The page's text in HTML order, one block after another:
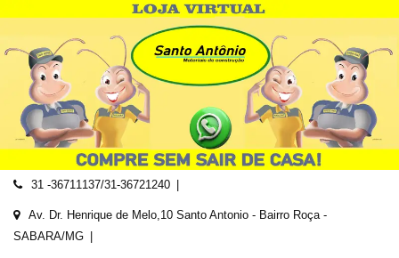
content
31 -36711137/31-36721240
Av. Dr. Henrique de Melo,10 Santo Antonio - Bairro Roça -
SABARA/MG